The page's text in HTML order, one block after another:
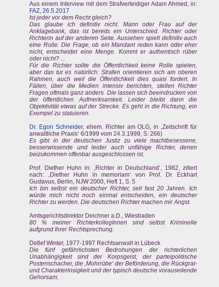
Aus einem Interview mit dem Strafverteidiger Adam Ahmed, in:
FAZ, 26.5.2017
Ist jeder vor dem Recht gleich?
Das glaube ich definitiv nicht. Mann oder Frau auf der
Anklagebank, das ist bereits ein Unterschied. Richter oder
Richterin auf der anderen Seite. Aussehen spielt definitiv auch
eine Rolle. Die Frage, ob ein Mandant reden kann oder eher
nicht, entscheidet eine Menge. Kommt er authentisch rüber
oder nicht? ...
Für die Richter sollte die Öffentlichkeit keine Rolle spielen,
aber das tut es natürlich: Strafen orientieren sich am oberen
Rahmen, auch weil die Öffentlichkeit dies quasi fordert. In
Fällen, über die Medien intensiv berichten, stellen Richter
Fragen oftmals ganz anders. Die lassen sich beeindrucken von
der öffentlichen Aufmerksamkeit. Leider bleibt dann die
Objektivität etwas auf der Strecke. Es geht in die Richtung, ein
Exempel zu statuieren.
Dr. Egon Schneider, ehem. Richter am OLG, in ‚Zeitschrift für
anwaltliche Praxis‘ 6/1999 vom 24.3.1999, S. 266)
Es gibt in der deutschen Justiz zu viele machtbesessene,
besserwissende und leider auch unfähige Richter, denen
beizukommen offenbar ausgeschlossen ist.
Prof. Diether Huhn in: ‚Richter in Deutschland‘, 1982, zitiert
nach: ‚Diether Huhn in memoriam‘ von Prof. Dr. Eckhart
Gustavus, Berlin, NJW 2000, Heft 1, S. 5
Ich bin selbst ein deutscher Richter, seit fast 20 Jahren. Ich
würde mich nicht noch einmal entscheiden, ein deutscher
Richter zu werden. Die deutschen Richter machen mir Angst.
Amtsgerichtsdirektor Deichner a.D., Wiesbaden
80 % meiner RichterkollegInnen sind selbst Kriminelle
aufgrund Ihrer Rechtsprechung.
Detlef Winter, 1977-1997 Rechtsanwalt in Lübeck
Die fünf gefährlichsten Bedrohungen der richterlichen
Unabhängigkeit sind der Korpsgeist, der parteipolitische
Postenschacher, die ‚Mohrrübe‘ der Beförderung, die Rückgrat-
und Charakterlosigkeit und der typisch deutsche vorauseilende
Gehorsam.